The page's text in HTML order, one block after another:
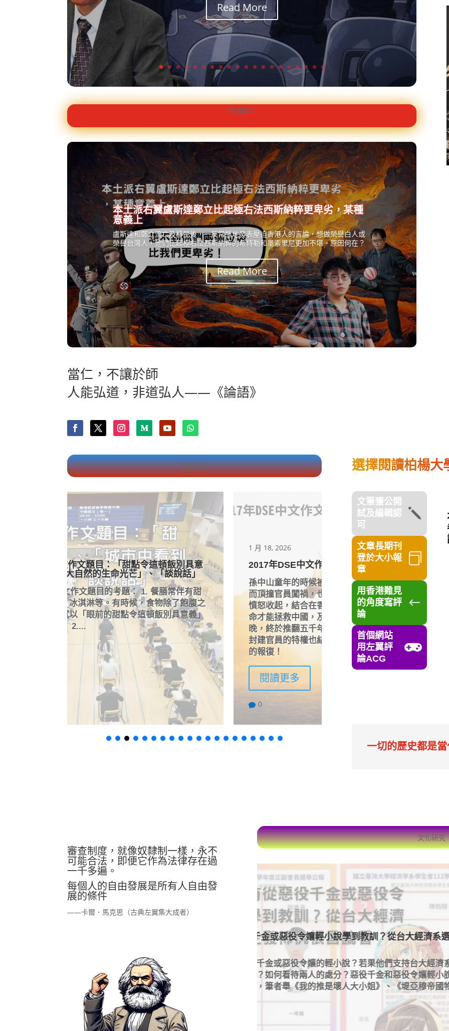
Read More
時事關心
本土派右翼盧斯達鄭立比起極右法西斯納粹更卑劣，某種
意義上
盧斯達和鄭立流亡及移民後，一反常態地發表壓迫香港人的言論，想做榮譽白人或
榮譽台灣人，他們比起極右法西斯納粹的希特勒和墨索里尼更加不堪。原因何在？
Read More
當仁，不讓於師
人能弘道，非道弘人——《論語》
教育研究
1 月 18, 2026
2017年DSE中文作文：《談憤怒》作文示範
孫中山童年的時候被封建官員掌摑耳光，他沒有即時因憤怒
而頂撞官員闖禍，也沒有因為這個私怨而憤憤不平，而是將
憤怒收起，結合在香港和西方的遊歷，終於明白只有共和革
命才能拯救中國，及後屢敗屢戰，孫中山君子報仇，十年不
晚，終於推翻五千年來殘害人民的封建皇朝，建立共和，把
封建官員的特權也結束了，這就是用義憤來戰勝私怨，最好
的報復！
閱讀更多
1 月 6, 2026
量力而為還是踏出舒適
2025年DSE量力而為還是
範，筆者從怪獸家長、人
力而為是否偷懶？踏出舒
選擇閱讀柏楊大
文筆獲公開
試及編輯認
可
j
文章長期刊
登於大小報
章

用香港難見
的角度寫評
論
#
首個網站
用左翼評
論ACG

一切的歷史都是
審查制度，就像奴隸制一樣，永不
可能合法，即便它作為法律存在過
一千多遍。
每個人的自由發展是所有人自由發
展的條件
——卡爾．馬克思（古典左翼集大成者）
文化研究
或惡役令孃的輕小說？若果他們支持台大經濟系陳柏錞和謝
何看待兩人的處分？惡役千金和惡役令孃輕小說大多提倡多
者舉《我的推是壞人大小姐》、《堤亞穆帝國物語》為例！
10 月 22, 2022
So Ching幫癱瘓阿Mo李啟言抱怨被Mirror
的批判！
阿Mo李啟言受傷恐癱瘓，女朋So Ching為阿
這樣對阿Mo李啟言女友有何荒謬之處？恐怕
次受害的是Mirror其中一人！這也折射為何左